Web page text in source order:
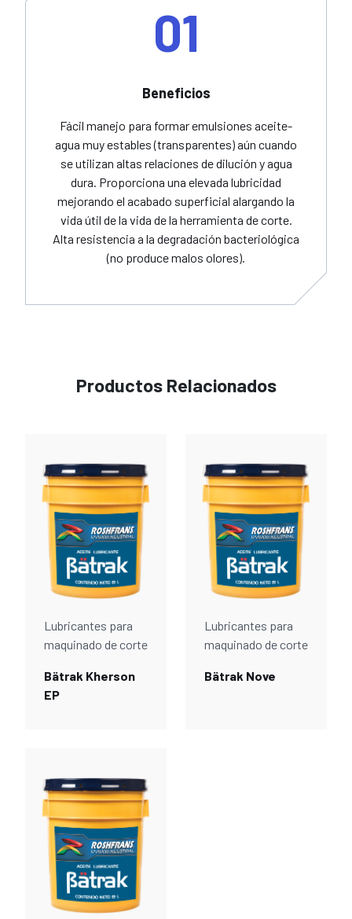
01
Beneficios
Fácil manejo para formar emulsiones aceite-
agua muy estables (transparentes) aún cuando
se utilizan altas relaciones de dilución y agua
dura. Proporciona una elevada lubricidad
mejorando el acabado superficial alargando la
vida útil de la vida de la herramienta de corte.
Alta resistencia a la degradación bacteriológica
(no produce malos olores).
Productos Relacionados
Lubricantes para
maquinado de corte
Bätrak Kherson
EP
Lubricantes para
maquinado de corte
Bätrak Nove